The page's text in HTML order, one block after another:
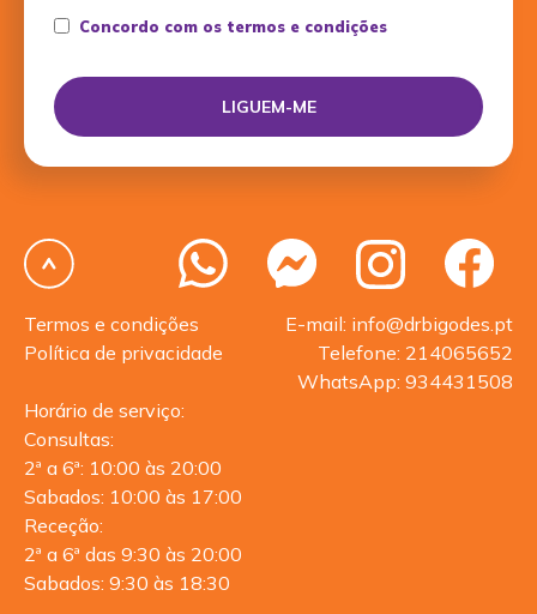
Concordo com os termos e condições
Termos e condições
Política de privacidade
E-mail: info@drbigodes.pt
Telefone: 214065652
WhatsApp: 934431508
Horário de serviço:
Consultas:
2ª a 6ª: 10:00 às 20:00
Sabados: 10:00 às 17:00
Receção:
2ª a 6ª das 9:30 às 20:00
Sabados: 9:30 às 18:30